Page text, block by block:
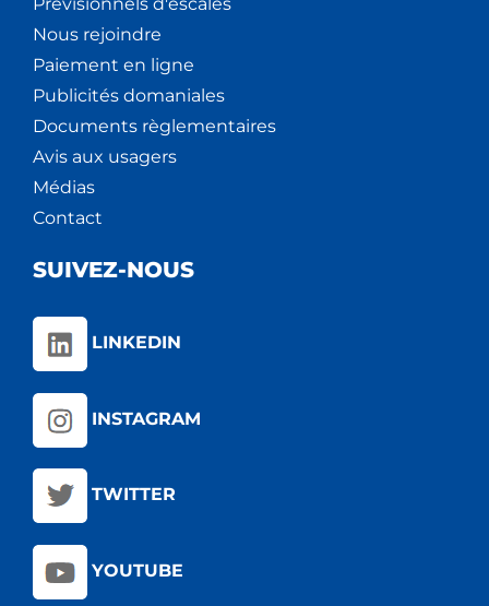
Nous rejoindre
Paiement en ligne
Publicités domaniales
Documents règlementaires
Avis aux usagers
Médias
Contact
SUIVEZ-NOUS
LINKEDIN
INSTAGRAM
TWITTER
YOUTUBE